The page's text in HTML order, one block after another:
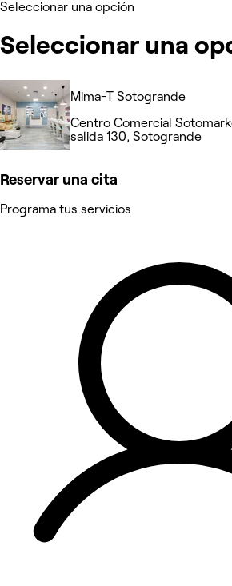
Seleccionar una opción
Seleccionar una
Mima-T Sotogrande
Centro Comercial
salida 130, Sotogrande
Reservar una cita
Programa tus servicios